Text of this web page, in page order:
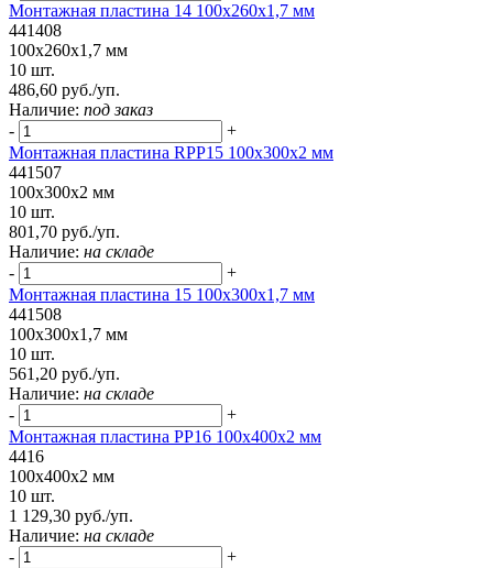
Монтажная пластина 14 100x260x1,7 мм
441408
100x260x1,7 мм
10 шт.
486,60 руб./уп.
Наличие: под заказ
-
+
Монтажная пластина RPP15 100x300x2 мм
441507
100x300x2 мм
10 шт.
801,70 руб./уп.
Наличие: на складе
-
+
Монтажная пластина 15 100x300x1,7 мм
441508
100x300x1,7 мм
10 шт.
561,20 руб./уп.
Наличие: на складе
-
+
Монтажная пластина PP16 100x400x2 мм
4416
100x400x2 мм
10 шт.
1 129,30 руб./уп.
Наличие: на складе
-
+